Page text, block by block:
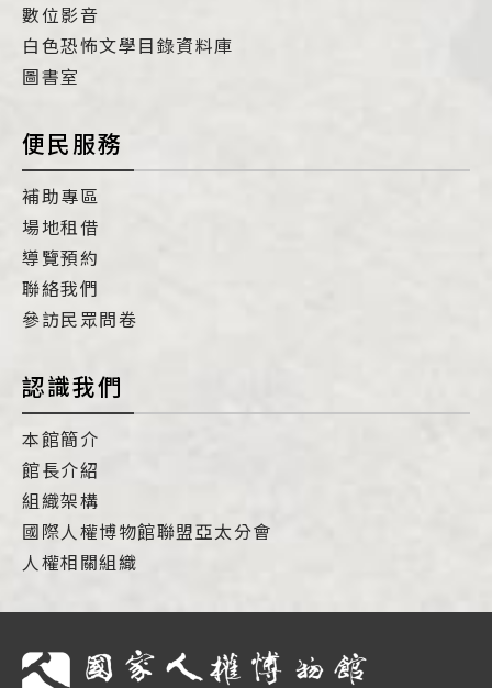
數位影音
白色恐怖文學目錄資料庫
圖書室
便民服務
補助專區
場地租借
導覽預約
聯絡我們
參訪民眾問卷
認識我們
本館簡介
館長介紹
組織架構
國際人權博物館聯盟亞太分會
人權相關組織